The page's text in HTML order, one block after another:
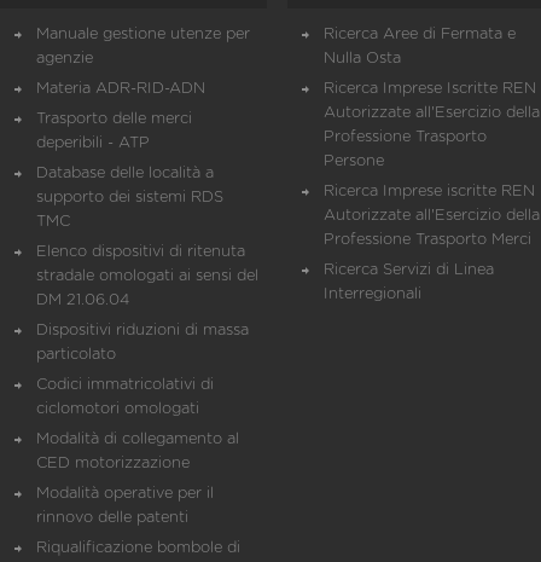
Manuale gestione utenze per
agenzie
Materia ADR-RID-ADN
Trasporto delle merci
deperibili - ATP
Database delle località a
supporto dei sistemi RDS
TMC
Elenco dispositivi di ritenuta
stradale omologati ai sensi del
DM 21.06.04
Dispositivi riduzioni di massa
particolato
Codici immatricolativi di
ciclomotori omologati
Modalità di collegamento al
CED motorizzazione
Modalità operative per il
rinnovo delle patenti
Riqualificazione bombole di
Ricerca Aree di Fermata e
Nulla Osta
Ricerca Imprese Iscritte REN
Autorizzate all'Esercizio della
Professione Trasporto
Persone
Ricerca Imprese iscritte REN
Autorizzate all'Esercizio della
Professione Trasporto Merci
Ricerca Servizi di Linea
Interregionali